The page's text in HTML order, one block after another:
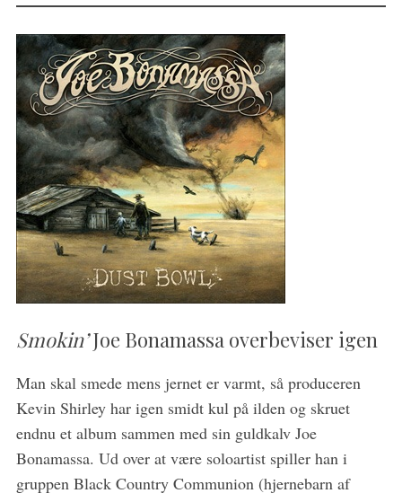
Smokin’Joe Bonamassa overbeviser igen
Man skal smede mens jernet er varmt, så produceren
Kevin Shirley har igen smidt kul på ilden og skruet
endnu et album sammen med sin guldkalv Joe
Bonamassa. Ud over at være soloartist spiller han i
gruppen Black Country Communion (hjernebarn af